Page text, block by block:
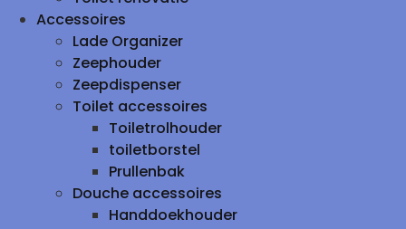
Accessoires
Lade Organizer
Zeephouder
Zeepdispenser
Toilet accessoires
Toiletrolhouder
toiletborstel
Prullenbak
Douche accessoires
Handdoekhouder